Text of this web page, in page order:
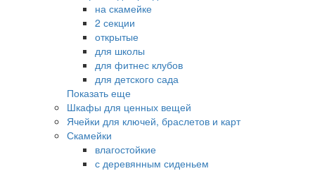
на скамейке
2 секции
открытые
для школы
для фитнес клубов
для детского сада
Показать еще
Шкафы для ценных вещей
Ячейки для ключей, браслетов и карт
Скамейки
влагостойкие
с деревянным сиденьем